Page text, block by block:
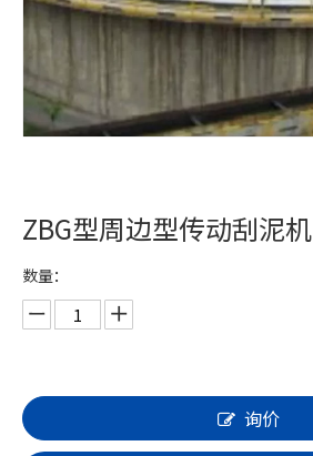
ZBG型周边型传动刮泥机
数量：
询价